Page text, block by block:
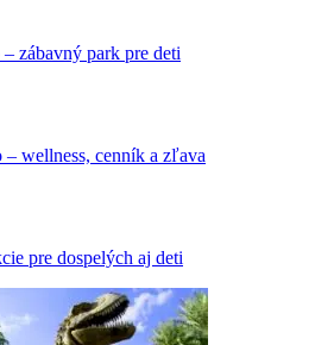
zábavný park pre deti
wellness, cenník a zľava
pre dospelých aj deti